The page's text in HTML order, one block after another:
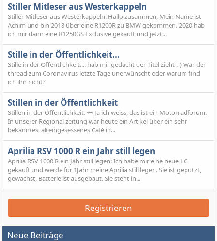
Stiller Mitleser aus Westerkappeln
Stiller Mitleser aus Westerkappeln: Hallo zusammen, Mein Name ist
Achim und bin 2018 über eine R1200R zu BMW gekommen. 2020 hab
ich mir dann eine R1250GS Exclusive gekauft und jetzt...
Stille in der Öffentlichkeit...
Stille in der Öffentlichkeit...: hab mir gedacht der Titel zieht :-) War der
thread zum Coronavirus letzte Tage unerwünscht oder warum find
ich ihn nicht?
Stillen in der Öffentlichkeit
Stillen in der Öffentlichkeit: 🦈 Ja ich weiss, das ist ein Motorradforum.
In unserer Regional zeitung war heute ein Artikel über ein sehr
bekanntes, alteingesessenes Café in...
Aprilia RSV 1000 R ein Jahr still legen
Aprilia RSV 1000 R ein Jahr still legen: Ich habe mir eine neue LC
gekauft und werde für 1Jahr meine Aprilia still legen. Sie ist geputzt,
gewachst, Batterie ist ausgebaut. Sie steht in...
Registrieren
Neue Beiträge